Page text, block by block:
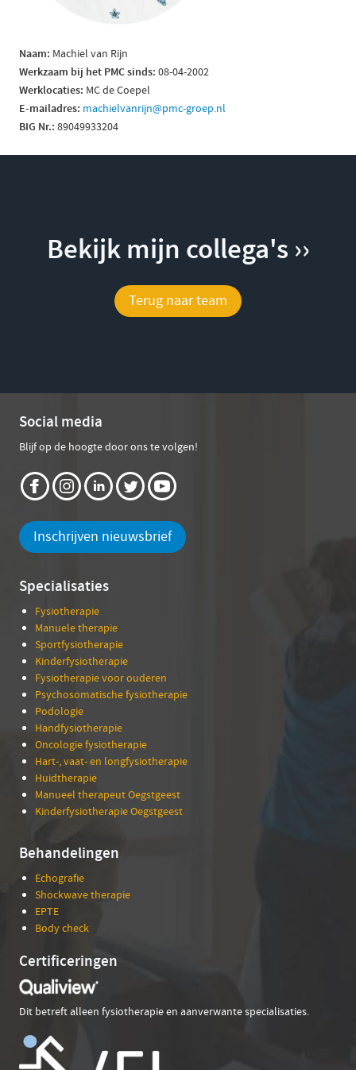
Naam: Machiel van Rijn
Werkzaam bij het PMC sinds: 08-04-2002
Werklocaties: MC de Coepel
E-mailadres: machielvanrijn@pmc-groep.nl
BIG Nr.: 89049933204
Bekijk mijn collega's ››
Terug naar team
Social media
Blijf op de hoogte door ons te volgen!
Inschrijven nieuwsbrief
Specialisaties
Fysiotherapie
Manuele therapie
Sportfysiotherapie
Kinderfysiotherapie
Fysiotherapie voor ouderen
Psychosomatische fysiotherapie
Podologie
Handfysiotherapie
Oncologie fysiotherapie
Hart-, vaat- en longfysiotherapie
Huidtherapie
Manueel therapeut Oegstgeest
Kinderfysiotherapie Oegstgeest
Behandelingen
Echografie
Shockwave therapie
EPTE
Body check
Certificeringen
Dit betreft alleen fysiotherapie en aanverwante specialisaties.